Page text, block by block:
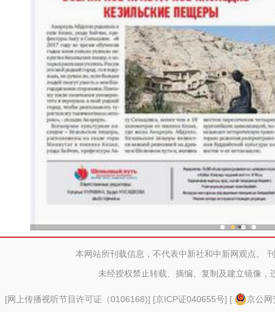
本网站所刊载信息，不代表中新社和中新网观点。
未经授权禁止转载、摘编、复制及建立镜像，
[网上传播视听节目许可证（0106168)] [京ICP证040655号] [
京公